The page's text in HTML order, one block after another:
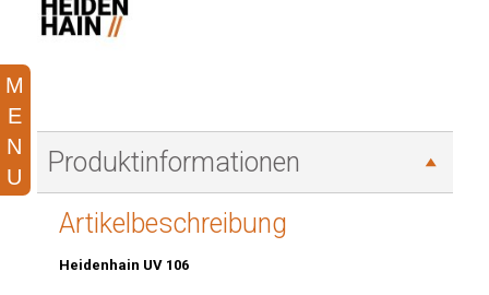
Produktinformationen
Artikelbeschreibung
Heidenhain UV 106